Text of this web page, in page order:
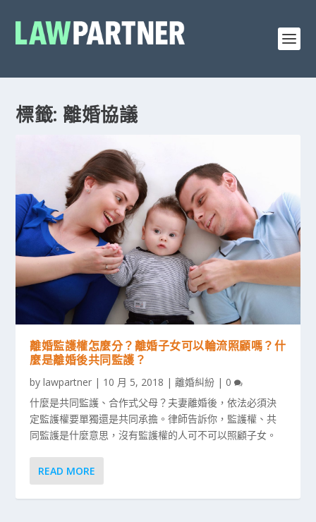
標籤: 離婚協議
離婚監護權怎麼分？離婚子女可以輪流照顧嗎？什
麼是離婚後共同監護？
bylawpartner | 10 月 5, 2018 |離婚糾紛 | 0
什麼是共同監護、合作式父母？夫妻離婚後，依法必須決
定監護權要單獨還是共同承擔。律師告訴你，監護權、共
同監護是什麼意思，沒有監護權的人可不可以照顧子女。
READ MORE